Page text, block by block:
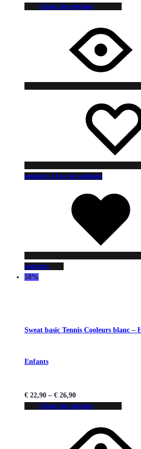
Choix des options
souhaits Liste de souhaits
souhaits
58%
Sweat basic Tennis Cooleurs blanc –
Enfants
€ 22,90 – € 26,90
Choix des options